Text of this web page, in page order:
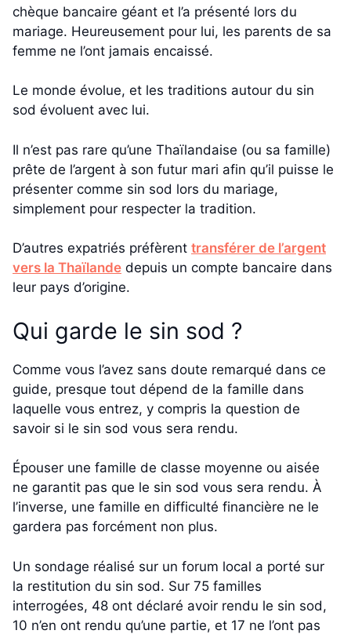
chèque bancaire géant et l’a présenté lors du
mariage. Heureusement pour lui, les parents de sa
femme ne l’ont jamais encaissé.
Le monde évolue, et les traditions autour du sin
sod évoluent avec lui.
Il n’est pas rare qu’une Thaïlandaise (ou sa famille)
prête de l’argent à son futur mari afin qu’il puisse le
présenter comme sin sod lors du mariage,
simplement pour respecter la tradition.
D’autres expatriés préfèrent transférer de l’argent
vers la Thaïlande depuis un compte bancaire dans
leur pays d’origine.
Qui garde le sin sod ?
Comme vous l’avez sans doute remarqué dans ce
guide, presque tout dépend de la famille dans
laquelle vous entrez, y compris la question de
savoir si le sin sod vous sera rendu.
Épouser une famille de classe moyenne ou aisée
ne garantit pas que le sin sod vous sera rendu. À
l’inverse, une famille en difficulté financière ne le
gardera pas forcément non plus.
Un sondage réalisé sur un forum local a porté sur
la restitution du sin sod. Sur 75 familles
interrogées, 48 ont déclaré avoir rendu le sin sod,
10 n’en ont rendu qu’une partie, et 17 ne l’ont pas